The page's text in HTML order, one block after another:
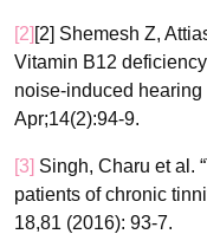
[2] [2] Shemesh Z,
Vitamin B12
noise-induced
Apr;14(2):94-9.
[3] Singh, Charu et al.
patients of chronic
18,81 (2016): 93-7.